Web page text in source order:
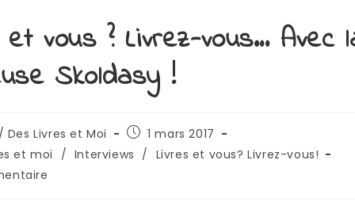
et vous ? Livrez-vous… Avec
Skoldasy !
Des Livres et Moi
Publication
publiée :
1 mars 2017
et moi / Interviews / Livres et vous? Livrez-vous!